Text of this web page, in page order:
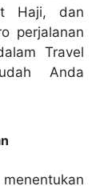
Haji, dan
perjalanan
Travel
Anda